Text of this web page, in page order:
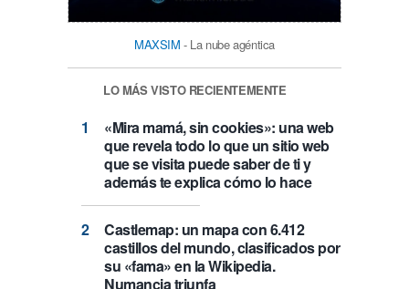
MAXSIM - La nube agéntica
LO MÁS VISTO RECIENTEMENTE
«Mira mamá, sin cookies»: una web
que revela todo lo que un sitio web
que se visita puede saber de ti y
además te explica cómo lo hace
Castlemap: un mapa con 6.412
castillos del mundo, clasificados por
su «fama» en la Wikipedia.
Numancia triunfa